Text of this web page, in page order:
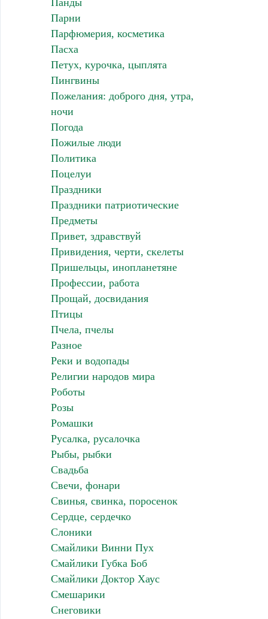
Панды
Парни
Парфюмерия, косметика
Пасха
Петух, курочка, цыплята
Пингвины
Пожелания: доброго дня, утра,
ночи
Погода
Пожилые люди
Политика
Поцелуи
Праздники
Праздники патриотические
Предметы
Привет, здравствуй
Привидения, черти, скелеты
Пришельцы, инопланетяне
Профессии, работа
Прощай, досвидания
Птицы
Пчела, пчелы
Разное
Реки и водопады
Религии народов мира
Роботы
Розы
Ромашки
Русалка, русалочка
Рыбы, рыбки
Свадьба
Свечи, фонари
Свинья, свинка, поросенок
Сердце, сердечко
Слоники
Смайлики Винни Пух
Смайлики Губка Боб
Смайлики Доктор Хаус
Смешарики
Снеговики